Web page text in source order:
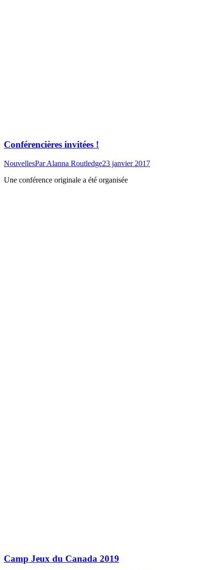
Conférencières invitées !
NouvellesParAlanna Routledge23 janvier 2017
Une conférence originale a été organisée
Camp Jeux du Canada 2019